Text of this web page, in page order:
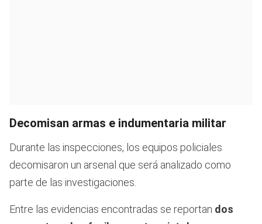
Decomisan armas e indumentaria militar
Durante las inspecciones, los equipos policiales
decomisaron un arsenal que será analizado como
parte de las investigaciones.
Entre las evidencias encontradas se reportan dos